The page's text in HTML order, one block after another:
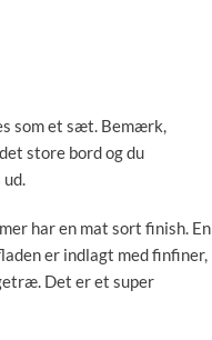
som et sæt. Bemærk,
store bord og du
har en mat sort finish. En
er indlagt med finfiner,
Det er et super